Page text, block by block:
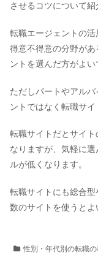
させるコツについて紹
転職エージェントの
得意不得意の分野が
ントを選んだ方がよい
ただしパートやアル
ントではなく転職サイ
転職サイトだとサイ
なりますが、気軽に
ルが低くなります。
転職サイトにも総合
数のサイトを使うとよ
性別・年代別の転職の